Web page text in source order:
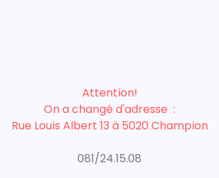
Attention!
On a changé d'adresse :
Rue Louis Albert 13 à 5020 Champion
081/24.15.08